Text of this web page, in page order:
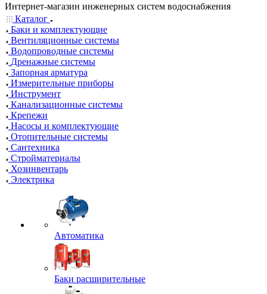
Интернет-магазин инженерных систем водоснабжения
Каталог
Баки и комплектующие
Вентиляционные системы
Водопроводные системы
Дренажные системы
Запорная арматура
Измерительные приборы
Инструмент
Канализационные системы
Крепежи
Насосы и комплектующие
Отопительные системы
Сантехника
Стройматериалы
Хозинвентарь
Электрика
Автоматика
Баки расширительные